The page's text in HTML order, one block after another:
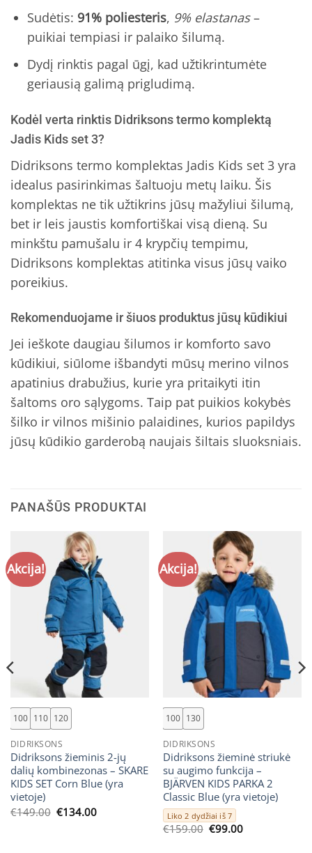
Sudėtis: 91% poliesteris, 9% elastanas–
puikiai tempiasi ir palaiko šilumą.
Dydį rinktis pagal ūgį, kad užtikrintumėte
geriausią galimą prigludimą.
Kodėl verta rinktis Didriksons termo komplektą
Jadis Kids set 3?
Didriksons termo komplektas Jadis Kids set 3 yra
idealus pasirinkimas šaltuoju metų laiku. Šis
komplektas ne tik užtikrins jūsų mažyliui šilumą,
bet ir leis jaustis komfortiškai visą dieną. Su
minkštu pamušalu ir 4 krypčių tempimu,
Didriksons komplektas atitinka visus jūsų vaiko
poreikius.
Rekomenduojame ir šiuos produktus jūsų kūdikiui
Jei ieškote daugiau šilumos ir komforto savo
kūdikiui, siūlome išbandyti mūsų merino vilnos
apatinius drabužius, kurie yra pritaikyti itin
šaltoms oro sąlygoms. Taip pat puikios kokybės
šilko ir vilnos mišinio palaidines, kurios papildys
jūsų kūdikio garderobą naujais šiltais sluoksniais.
PANAŠŪS PRODUKTAI
Akcija!
100 110 120
DIDRIKSONS
Didriksons žieminis 2-jų
dalių kombinezonas – SKARE
KIDS SET Corn Blue (yra
vietoje)
€149.00 Original
€134.00Current
Akcija!
100 130
DIDRIKSONS
Didriksons žieminė striukė
su augimo funkcija –
BJÄRVEN KIDS PARKA 2
Classic Blue (yra vietoje)
Liko 2 dydžiai iš 7
€159.00 Original
€99.00Current